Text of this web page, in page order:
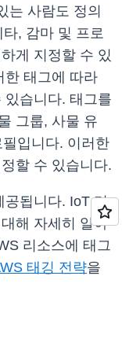
는 사람도 정의
, 감마 및 프로
게 지정할 수 있
한 태그에 따라
습니다. 태그를
그룹, 사물 유
입니다. 이러한
할 수 있습니다.
공됩니다. IoT 리
해 자세히 알아
리소스에 태그
태깅 전략을